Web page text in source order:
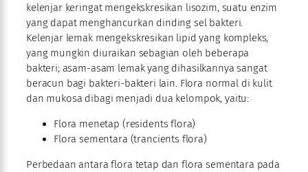
kelenjar keringat mengekskresikan lisozim, suatu enzim
yang dapat menghancurkan dinding sel bakteri.
Kelenjar lemak mengekskresikan lipid yang kompleks,
yang mungkin diuraikan sebagian oleh beberapa
bakteri; asam-asam lemak yang dihasilkannya sangat
beracun bagi bakteri-bakteri lain. Flora normal di kulit
dan mukosa dibagi menjadi dua kelompok, yaitu:
Flora menetap (residents flora)
Flora sementara (trancients flora)
Perbedaan antara flora tetap dan flora sementara pada